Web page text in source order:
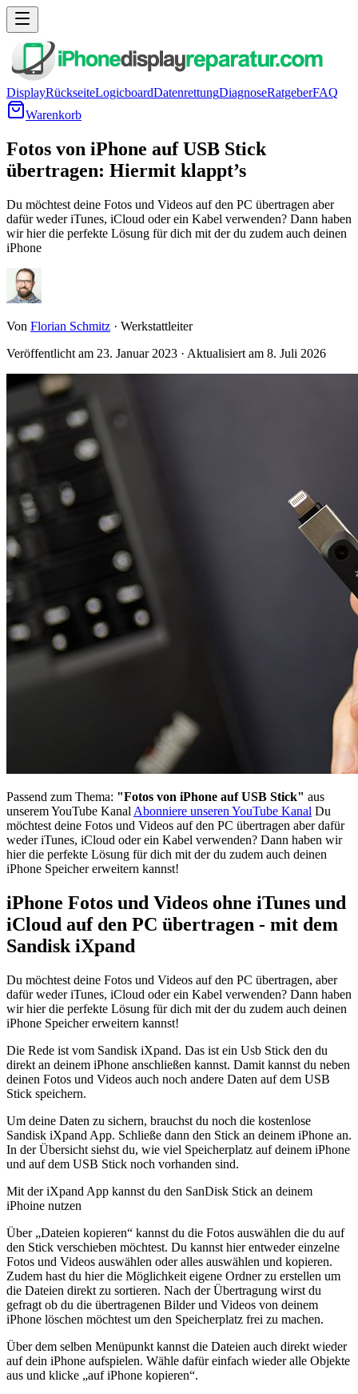
DisplayRückseiteLogicboardDatenrettungDiagnoseRatgeberFAQ
Warenkorb
Fotos von iPhone auf USB Stick
übertragen: Hiermit klappt’s
Du möchtest deine Fotos und Videos auf den PC übertragen aber
dafür weder iTunes, iCloud oder ein Kabel verwenden? Dann haben
wir hier die perfekte Lösung für dich mit der du zudem auch deinen
iPhone
Von Florian Schmitz · Werkstattleiter
Veröffentlicht am 23. Januar 2023 · Aktualisiert am 8. Juli 2026
Passend zum Thema: "Fotos von iPhone auf USB Stick" aus
unserem YouTube Kanal Abonniere unseren YouTube Kanal Du
möchtest deine Fotos und Videos auf den PC übertragen aber dafür
weder iTunes, iCloud oder ein Kabel verwenden? Dann haben wir
hier die perfekte Lösung für dich mit der du zudem auch deinen
iPhone Speicher erweitern kannst!
iPhone Fotos und Videos ohne iTunes und
iCloud auf den PC übertragen - mit dem
Sandisk iXpand
Du möchtest deine Fotos und Videos auf den PC übertragen, aber
dafür weder iTunes, iCloud oder ein Kabel verwenden? Dann haben
wir hier die perfekte Lösung für dich mit der du zudem auch deinen
iPhone Speicher erweitern kannst!
Die Rede ist vom Sandisk iXpand. Das ist ein Usb Stick den du
direkt an deinem iPhone anschließen kannst. Damit kannst du neben
deinen Fotos und Videos auch noch andere Daten auf dem USB
Stick speichern.
Um deine Daten zu sichern, brauchst du noch die kostenlose
Sandisk iXpand App. Schließe dann den Stick an deinem iPhone an.
In der Übersicht siehst du, wie viel Speicherplatz auf deinem iPhone
und auf dem USB Stick noch vorhanden sind.
Mit der iXpand App kannst du den SanDisk Stick an deinem
iPhoine nutzen
Über „Dateien kopieren“ kannst du die Fotos auswählen die du auf
den Stick verschieben möchtest. Du kannst hier entweder einzelne
Fotos und Videos auswählen oder alles auswählen und kopieren.
Zudem hast du hier die Möglichkeit eigene Ordner zu erstellen um
die Dateien direkt zu sortieren. Nach der Übertragung wirst du
gefragt ob du die übertragenen Bilder und Videos von deinem
iPhone löschen möchtest um den Speicherplatz frei zu machen.
Über dem selben Menüpunkt kannst die Dateien auch direkt wieder
auf dein iPhone aufspielen. Wähle dafür einfach wieder alle Objekte
aus und klicke „auf iPhone kopieren“.